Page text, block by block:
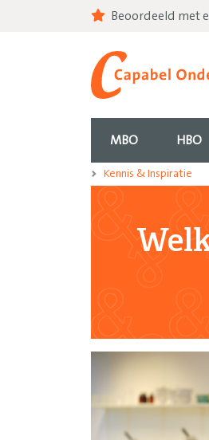
MBO HBO
Beoordeeld met
Kennis & Inspiratie